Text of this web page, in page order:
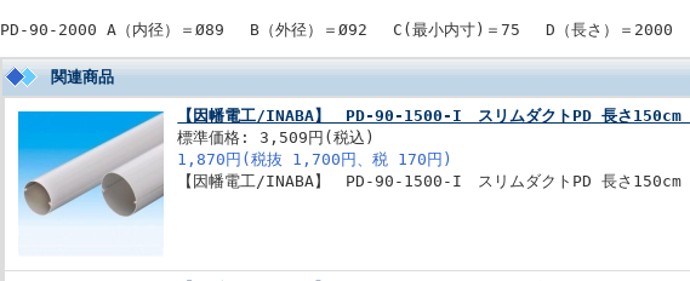
PD-90-2000 A（内径）＝Ø89 B（外径）＝Ø92 C(最小内寸)＝75 D（長さ）＝2000
関連商品
【因幡電工/INABA】 PD-90-1500-I スリムダクトPD 長さ150cm
標準価格: 3,509円(税込)
1,870円(税抜 1,700円、税 170円)
【因幡電工/INABA】 PD-90-1500-I スリムダクトPD 長さ150cm